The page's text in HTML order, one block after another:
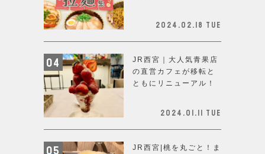
2024.02.18 Tue
JR西宮｜大人気青果店
の直営カフェが移転と
ともにリニューアル！
2024.01.11 Tue
JR西宮|桃を丸ごと！ま